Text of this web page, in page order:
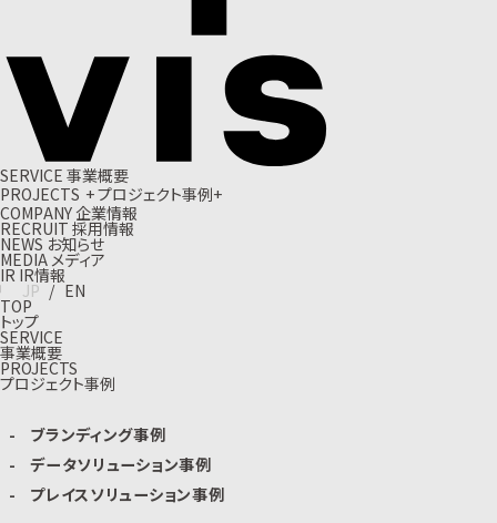
SERVICE 事業概要
PROJECTS +プロジェクト事例+
COMPANY企業情報
RECRUIT 採用情報
NEWS お知らせ
MEDIA メディア
IR IR情報
JP / EN
TOP
トップ
SERVICE
事業概要
PROJECTS
プロジェクト事例
ブランディング事例
データソリューション事例
プレイスソリューション事例